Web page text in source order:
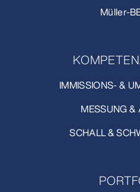
Müller-
IMMISSIONS- &
MESSUNG &
SCHALL &